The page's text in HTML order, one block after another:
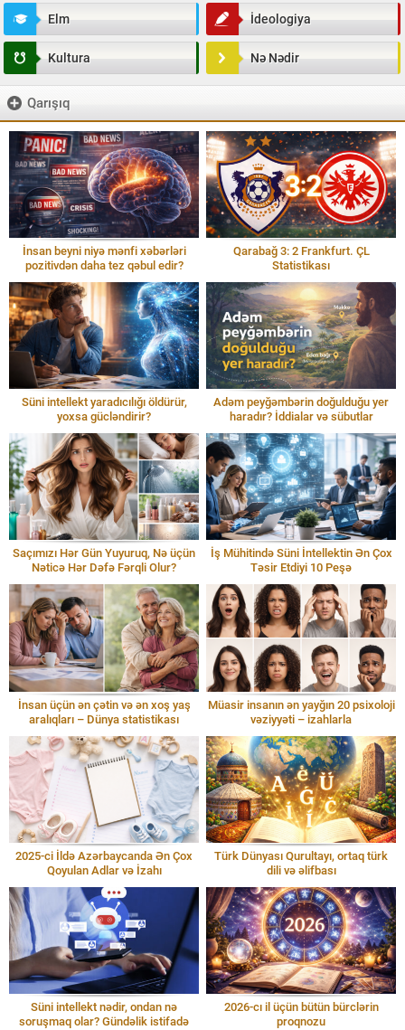
Elm İdeologiya
Kultura Nə Nədir
Qarışıq
İnsan beyni niyə mənfi xəbərləri
pozitivdən daha tez qəbul edir?
Qarabağ 3: 2 Frankfurt. ÇL
Statistikası
Süni intellekt yaradıcılığı öldürür,
yoxsa gücləndirir?
Adəm peyğəmbərin doğulduğu yer
haradır? İddialar və sübutlar
Saçımızı Hər Gün Yuyuruq, Nə üçün
Nəticə Hər Dəfə Fərqli Olur?
İş Mühitində Süni İntellektin Ən Çox
Təsir Etdiyi 10 Peşə
İnsan üçün ən çətin və ən xoş yaş
aralıqları – Dünya statistikası
Müasir insanın ən yayğın 20 psixoloji
vəziyyəti – izahlarla
2025-ci İldə Azərbaycanda Ən Çox
Qoyulan Adlar və İzahı
Türk Dünyası Qurultayı, ortaq türk
dili və əlifbası
Süni intellekt nədir, ondan nə
soruşmaq olar? Gündəlik istifadə
2026-cı il üçün bütün bürclərin
proqnozu